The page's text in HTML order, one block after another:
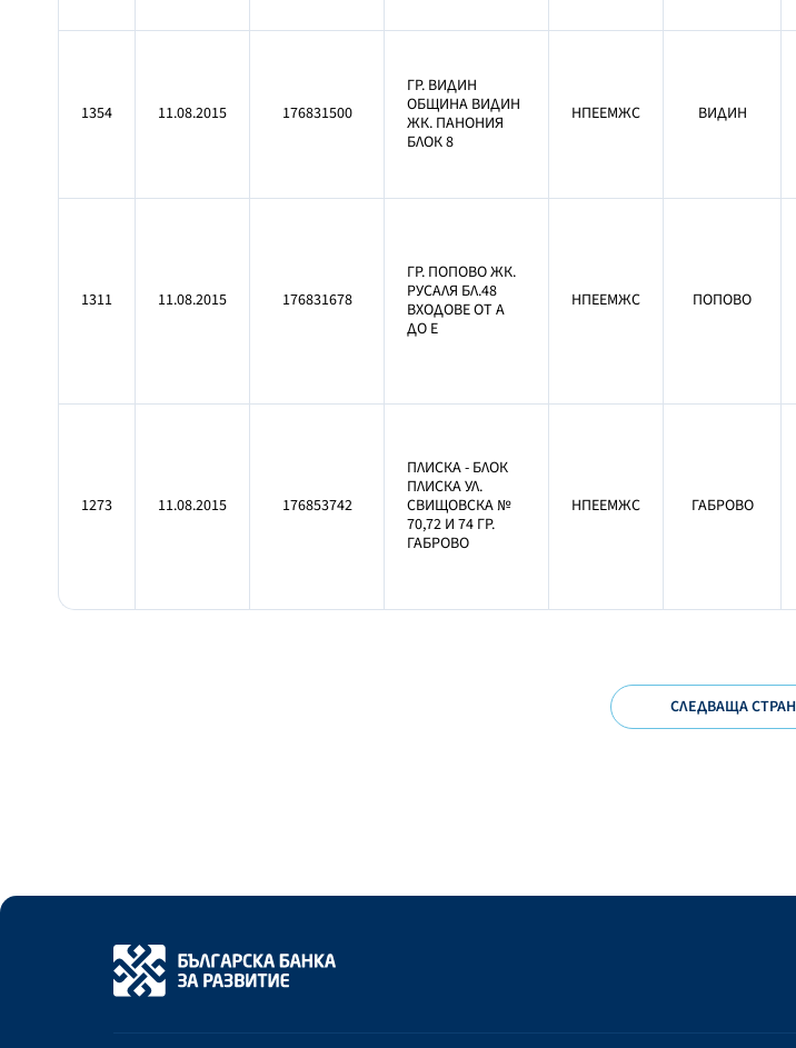
1354 11.08.2015 176831500
ГР. ВИДИН
ОБЩИНА ВИДИН
ЖК. ПАНОНИЯ
БЛОК 8
НПЕЕМЖС ВИДИН
1311 11.08.2015 176831678
ГР. ПОПОВО ЖК.
РУСАЛЯ БЛ.48
ВХОДОВЕ ОТ А
ДО Е
НПЕЕМЖС ПОПОВО
1273 11.08.2015 176853742
ПЛИСКА - БЛОК
ПЛИСКА УЛ.
СВИЩОВСКА №
70,72 И 74 ГР.
ГАБРОВО
НПЕЕМЖС ГАБРОВО
СЛЕДВАЩА